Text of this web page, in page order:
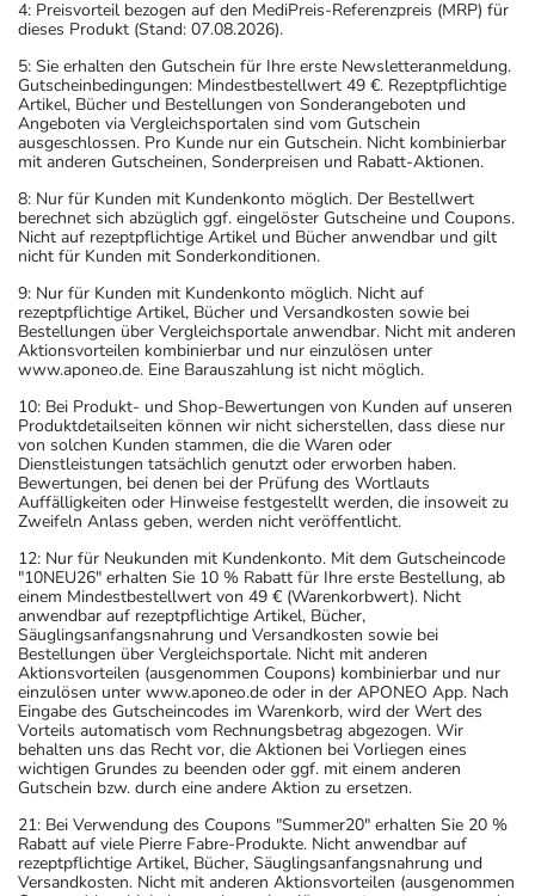
geteilt, zerdrückt, zerkaut oder aufgelöst werden.
Dauer der Anwendung?
Die Anwendungsdauer richtet sich nach Art der
Beschwerde und/oder Dauer der Erkrankung und wird
deshalb nur von Ihrem Arzt bestimmt.
Überdosierung?
Es kann zu einer Vielzahl von
zu Erbrechen, Schläfrigkeit, Schwindel, Krämpfen,
Pupillenerweiterung, Pulsbeschleunigung,
Pulserniedrigung und niedrigem Blutdruck. Setzen Sie
mit einem Arzt in Verbindung.
Einnahme vergessen?
Setzen Sie die Einnahme zum nächsten vorgeschriebenen
Zeitpunkt ganz normal (also nicht mit der doppelten
Menge) fort.
Generell gilt: Achten Sie vor allem bei Säuglingen,
Kleinkindern und älteren Menschen auf eine
gewissenhafte Dosierung. Im Zweifelsfalle fragen Sie
Ihren Arzt oder Apotheker nach etwaigen Auswirkungen
oder Vorsichtsmaßnahmen.
Eine vom Arzt verordnete Dosierung kann von den
Angaben der Packungsbeilage abweichen. Da der Arzt sie
individuell abstimmt, sollten Sie das Arzneimittel daher
nach seinen Anweisungen anwenden.
4: Preisvorteil bezogen auf den MediPreis-Referenzpreis (MRP) für
dieses Produkt (Stand: 07.08.2026).
5: Sie erhalten den Gutschein für Ihre erste Newsletteranmeldung.
Gutscheinbedingungen: Mindestbestellwert 49 €. Rezeptpflichtige
Artikel, Bücher und Bestellungen von Sonderangeboten und
Angeboten via Vergleichsportalen sind vom Gutschein
ausgeschlossen. Pro Kunde nur ein Gutschein. Nicht kombinierbar
mit anderen Gutscheinen, Sonderpreisen und Rabatt-Aktionen.
8: Nur für Kunden mit Kundenkonto möglich. Der Bestellwert
berechnet sich abzüglich ggf. eingelöster Gutscheine und Coupons.
Nicht auf rezeptpflichtige Artikel und Bücher anwendbar und gilt
nicht für Kunden mit Sonderkonditionen.
9: Nur für Kunden mit Kundenkonto möglich. Nicht auf
rezeptpflichtige Artikel, Bücher und Versandkosten sowie bei
Bestellungen über Vergleichsportale anwendbar. Nicht mit anderen
Aktionsvorteilen kombinierbar und nur einzulösen unter
www.aponeo.de. Eine Barauszahlung ist nicht möglich.
10: Bei Produkt- und Shop-Bewertungen von Kunden auf unseren
Produktdetailseiten können wir nicht sicherstellen, dass diese nur
von solchen Kunden stammen, die die Waren oder
Dienstleistungen tatsächlich genutzt oder erworben haben.
Bewertungen, bei denen bei der Prüfung des Wortlauts
Auffälligkeiten oder Hinweise festgestellt werden, die insoweit zu
Zweifeln Anlass geben, werden nicht veröffentlicht.
12: Nur für Neukunden mit Kundenkonto. Mit dem Gutscheincode
"10NEU26" erhalten Sie 10 % Rabatt für Ihre erste Bestellung, ab
einem Mindestbestellwert von 49 € (Warenkorbwert). Nicht
anwendbar auf rezeptpflichtige Artikel, Bücher,
Säuglingsanfangsnahrung und Versandkosten sowie bei
Bestellungen über Vergleichsportale. Nicht mit anderen
Aktionsvorteilen (ausgenommen Coupons) kombinierbar und nur
einzulösen unter www.aponeo.de oder in der APONEO App. Nach
Eingabe des Gutscheincodes im Warenkorb, wird der Wert des
Vorteils automatisch vom Rechnungsbetrag abgezogen. Wir
behalten uns das Recht vor, die Aktionen bei Vorliegen eines
wichtigen Grundes zu beenden oder ggf. mit einem anderen
Gutschein bzw. durch eine andere Aktion zu ersetzen.
21: Bei Verwendung des Coupons "Summer20" erhalten Sie 20 %
Rabatt auf viele Pierre Fabre-Produkte. Nicht anwendbar auf
rezeptpflichtige Artikel, Bücher, Säuglingsanfangsnahrung und
Versandkosten. Nicht mit anderen Aktionsvorteilen (ausgenommen